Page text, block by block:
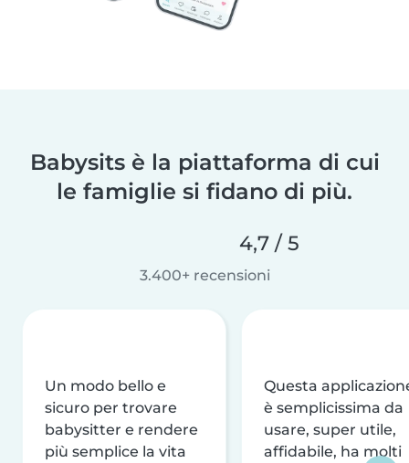
Babysits è la piattaforma di cui
le famiglie si fidano di più.
4,7 / 5
3.400+ recensioni
Un modo bello e
sicuro per trovare
babysitter e rendere
più semplice la vita
Questa
è semplicissima da
usare, super utile,
affidabile, ha molti